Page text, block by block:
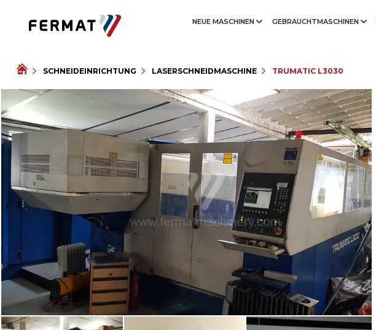
NEUE MASCHINEN GEBRAUCHTMASCHINEN
SCHNEIDEINRICHTUNG LASERSCHNEIDMASCHINE TRUMATIC L3030